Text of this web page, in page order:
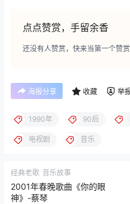
点点赞赏，手留余香
还没有人赞赏，快来当第一个赞赏
海报分享 收藏 举
1990年 90后
电视剧 音乐
经典老歌 音乐故事
2001年春晚歌曲《你的眼
神》-蔡琴